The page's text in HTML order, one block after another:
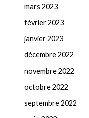
mars 2023
février 2023
janvier 2023
décembre 2022
novembre 2022
octobre 2022
septembre 2022